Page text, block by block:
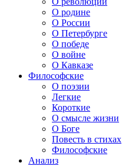
О родине
О России
О Петербурге
О победе
О войне
О Кавказе
Философские
О поэзии
Легкие
Короткие
О смысле жизни
О Боге
Повесть в стихах
Философские
Анализ